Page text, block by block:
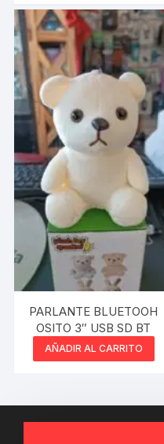
PARLANTE BLUETOOH
OSITO 3″ USB SD BT
AÑADIR AL CARRITO